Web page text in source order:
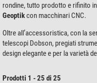
rondine, tutto prodotto e rifinito
Geoptikcon macchinari CNC.
Oltre all’accessoristica, con la
telescopi Dobson, pregiati
design elegante e per la varietà
Prodotti 1 - 25 di 25